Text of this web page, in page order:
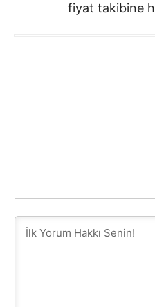
fiyat takibine